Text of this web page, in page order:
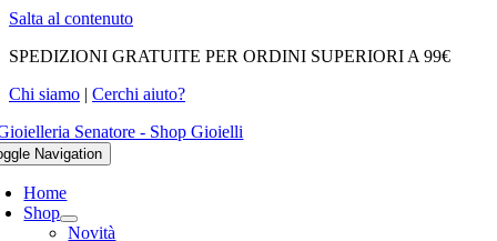
Salta al contenuto
SPEDIZIONI GRATUITE PER ORDINI SUPERIORI A 99€
Chi siamo | Cerchi aiuto?
Navigation
Home
Shop
Novità